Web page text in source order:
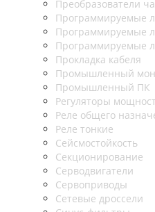
Преобразователи
Программируемые
Программируемые
Программируемые
Прокладка кабеля
Промышленный
Промышленный ПК
Регуляторы
Реле общего
Реле тонкие
Сейсмостойкость
Секционирование
Серводвигатели
Сервоприводы
Сетевые дроссели